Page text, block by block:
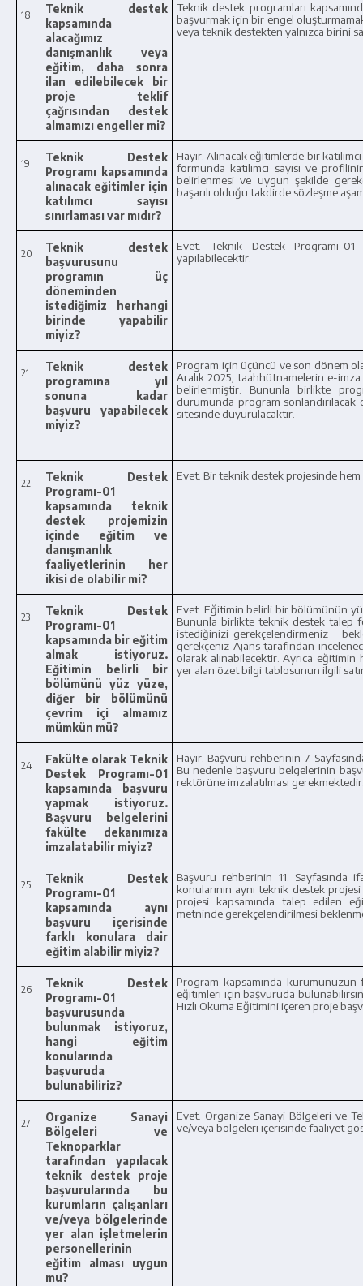
18
Teknik destek
kapsamında
alacağımız
danışmanlık veya
eğitim, daha sonra
ilan edilebilecek bir
proje teklif
çağrısından destek
almamızı engeller mi?
Teknik destek programları
başvurmak için bir engel
veya teknik destekten yalnızca birini
19
Teknik Destek
Programı kapsamında
alınacak eğitimler için
katılımcı sayısı
sınırlaması var mıdır?
Hayır. Alınacak eğitimlerde bir
formunda katılımcı sayısı ve
belirlenmesi ve uygun şekilde
başarılı olduğu takdirde sözleşme
20
Teknik destek
başvurusunu
programın üç
döneminden
istediğimiz herhangi
birinde yapabilir
miyiz?
Evet. Teknik Destek Programı-
yapılabilecektir.
21
Teknik destek
programına yıl
sonuna kadar
başvuru yapabilecek
miyiz?
Program için üçüncü ve son dönem
Aralık 2025, taahhütnamelerin e-
belirlenmiştir. Bununla birlikte
durumunda program
sitesinde duyurulacaktır.
22
Teknik Destek
Programı-01
kapsamında teknik
destek projemizin
içinde eğitim ve
danışmanlık
faaliyetlerinin her
ikisi de olabilir mi?
Evet. Bir teknik destek projesinde
23
Teknik Destek
Programı-01
kapsamında bir eğitim
almak istiyoruz.
Eğitimin belirli bir
bölümünü yüz yüze,
diğer bir bölümünü
çevrim içi almamız
mümkün mü?
Evet. Eğitimin belirli bir bölümünün
Bununla birlikte teknik destek talep
istediğinizi gerekçelendirmeniz
gerekçeniz Ajans tarafından
olarak alınabilecektir.Ayrıca eğitimin
yer alan özet bilgi tablosunun ilgili
24
Fakülte olarak Teknik
Destek Programı-01
kapsamında başvuru
yapmak istiyoruz.
Başvuru belgelerini
fakülte dekanımıza
imzalatabilir miyiz?
Hayır. Başvuru rehberinin 7.
Bu nedenle başvuru belgelerinin
rektörüne imzalatılması
25
Teknik Destek
Programı-01
kapsamında aynı
başvuru içerisinde
farklı konulara dair
eğitim alabilir miyiz?
Başvuru rehberinin 11.
konularının aynı teknik destek
projesi kapsamında talep edilen
metninde gerekçelendirilmesi
26
Teknik Destek
Programı-01
başvurusunda
bulunmak istiyoruz,
hangi eğitim
konularında
başvuruda
bulunabiliriz?
Program kapsamında
eğitimleri için başvuruda
Hızlı Okuma Eğitimini içeren proje
27
Organize Sanayi
Bölgeleri ve
Teknoparklar
tarafından yapılacak
teknik destek proje
başvurularında bu
kurumların çalışanları
ve/veya bölgelerinde
yer alan işletmelerin
personellerinin
eğitim alması uygun
mu?
Evet. Organize Sanayi Bölgeleri ve
ve/veya bölgeleri içerisinde faaliyet